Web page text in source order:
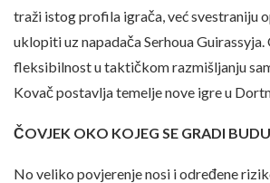
traži istog profila igrača, već svestraniju
uklopiti uz napadača Serhoua Guirassyja.
fleksibilnost u taktičkom razmišljanju
Kovač postavlja temelje nove igre u
ČOVJEK OKO KOJEG SE GRADI
No veliko povjerenje nosi i određene